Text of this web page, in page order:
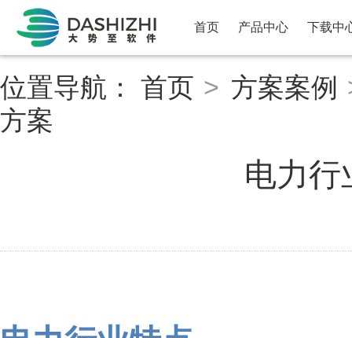
首页 产品中心 下载中
位置导航： 首页 > 方案案例
方案
电力行